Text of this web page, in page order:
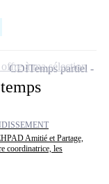
Amitié et Partage,
coordinatrice, les
CDITemps partiel
à ma sélection